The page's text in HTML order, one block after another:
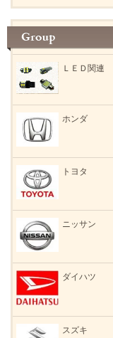
ＬＥＤ関連
ホンダ
トヨタ
ニッサン
ダイハツ
スズキ